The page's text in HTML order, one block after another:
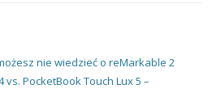
nie wiedzieć o reMarkable 2
PocketBook Touch Lux 5 –